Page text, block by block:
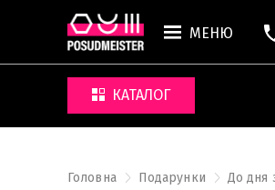
МЕНЮ
КАТАЛОГ
Головна Подарунки До дня